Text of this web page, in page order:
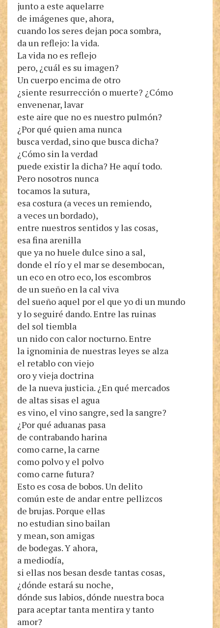
junto a este aquelarre
de imágenes que, ahora,
cuando los seres dejan poca sombra,
da un reflejo: la vida.
La vida no es reflejo
pero, ¿cuál es su imagen?
Un cuerpo encima de otro
¿siente resurrección o muerte? ¿Cómo
envenenar, lavar
este aire que no es nuestro pulmón?
¿Por qué quien ama nunca
busca verdad, sino que busca dicha?
¿Cómo sin la verdad
puede existir la dicha? He aquí todo.
Pero nosotros nunca
tocamos la sutura,
esa costura (a veces un remiendo,
a veces un bordado),
entre nuestros sentidos y las cosas,
esa fina arenilla
que ya no huele dulce sino a sal,
donde el río y el mar se desembocan,
un eco en otro eco, los escombros
de un sueño en la cal viva
del sueño aquel por el que yo di un mundo
y lo seguiré dando. Entre las ruinas
del sol tiembla
un nido con calor nocturno. Entre
la ignominia de nuestras leyes se alza
el retablo con viejo
oro y vieja doctrina
de la nueva justicia. ¿En qué mercados
de altas sisas el agua
es vino, el vino sangre, sed la sangre?
¿Por qué aduanas pasa
de contrabando harina
como carne, la carne
como polvo y el polvo
como carne futura?
Esto es cosa de bobos. Un delito
común este de andar entre pellizcos
de brujas. Porque ellas
no estudian sino bailan
y mean, son amigas
de bodegas. Y ahora,
a mediodía,
si ellas nos besan desde tantas cosas,
¿dónde estará su noche,
dónde sus labios, dónde nuestra boca
para aceptar tanta mentira y tanto
amor?